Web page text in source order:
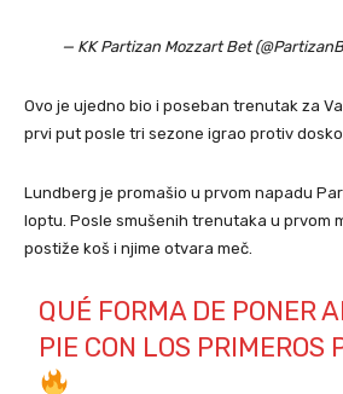
— KK Partizan Mozzart Bet
Ovo je ujedno bio i poseban trenutak za
prvi put posle tri sezone igrao protiv
Lundberg je promašio u prvom napadu
loptu. Posle smušenih trenutaka u prvom
postiže koš i njime otvara meč.
QUÉ FORMA DE PONER
PIE CON LOS PRIMEROS